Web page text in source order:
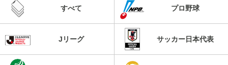
すべて プロ野球
Jリーグ サッカー日本代表